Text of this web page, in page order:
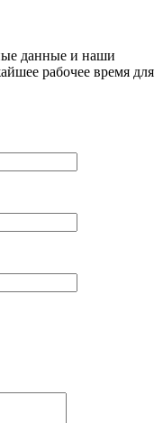
данные и наши
рабочее время для